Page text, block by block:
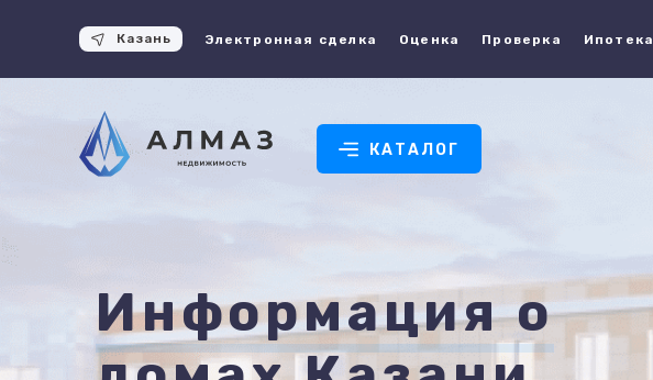
Казань Электронная сделка Оценка Проверка Ипотека
КАТАЛОГ
Информация о